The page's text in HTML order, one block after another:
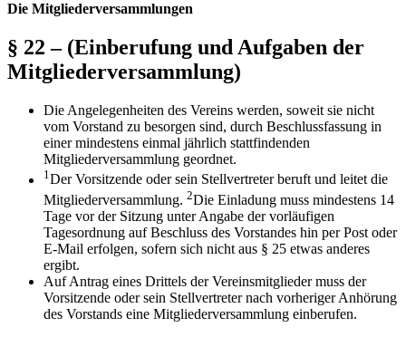
Die Mitgliederversammlungen
§ 22 – (Einberufung und Aufgaben der
Mitgliederversammlung)
Die Angelegenheiten des Vereins werden, soweit sie nicht
vom Vorstand zu besorgen sind, durch Beschlussfassung in
einer mindestens einmal jährlich stattfindenden
Mitgliederversammlung geordnet.
1Der Vorsitzende oder sein Stellvertreter beruft und leitet die
Mitgliederversammlung. 2Die Einladung muss mindestens 14
Tage vor der Sitzung unter Angabe der vorläufigen
Tagesordnung auf Beschluss des Vorstandes hin per Post oder
E-Mail erfolgen, sofern sich nicht aus § 25 etwas anderes
ergibt.
Auf Antrag eines Drittels der Vereinsmitglieder muss der
Vorsitzende oder sein Stellvertreter nach vorheriger Anhörung
des Vorstands eine Mitgliederversammlung einberufen.